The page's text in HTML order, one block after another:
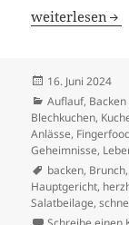
Goldbrauner
weiterlesen
Veröffentlicht
am
16. Juni 2024
Kategorien
Auflauf,
Blechkuchen,
Anlässe,
Geheimnisse,
Schlagwörter
backen, Brunch
Hauptgericht,
Salatbeilage,